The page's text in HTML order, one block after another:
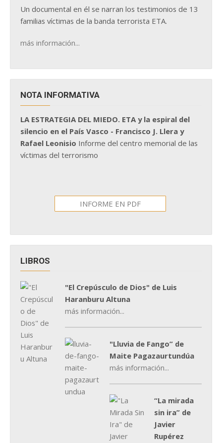
Un documental en él se narran los testimonios de 13
familias víctimas de la banda terrorista ETA.
más información...
NOTA INFORMATIVA
LA ESTRATEGIA DEL MIEDO. ETA y la espiral del
silencio en el País Vasco - Francisco J. Llera y
Rafael Leonisio Informe del centro memorial de las
víctimas del terrorismo
INFORME EN PDF
LIBROS
"El Crepúsculo de Dios" de Luis
Haranburu Altuna
más información...
"Lluvia de Fango” de
Maite Pagazaurtundúa
más información...
“La mirada
sin ira” de
Javier
Rupérez